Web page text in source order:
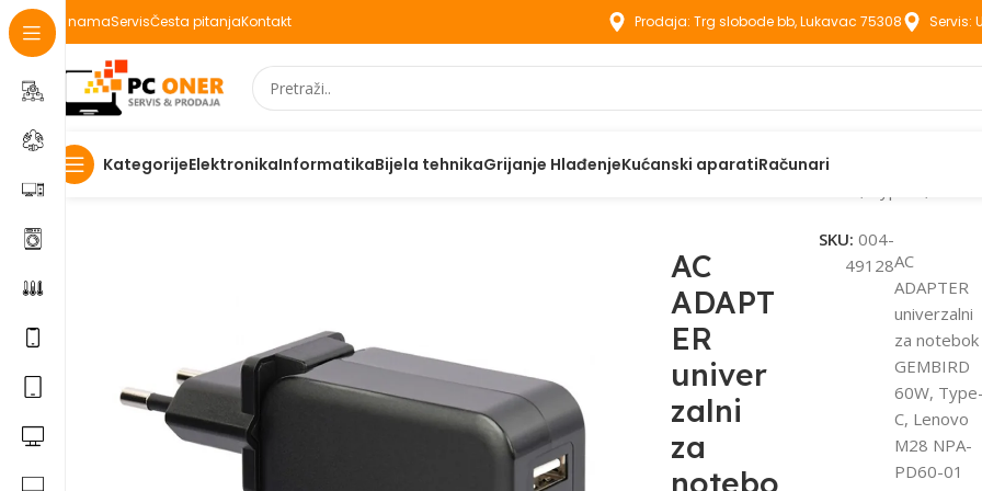
O namaServisČesta pitanjaKontakt Prodaja: Trg slobode bb, Lukavac 75308 Servis:
KategorijeElektronikaInformatikaBijela tehnikaGrijanje HlađenjeKućanski aparatiRačunari
Početna
AC
ADAPT
ER
univer
zalni
za
notebo
SKU: 004-
49128AC
ADAPTER
univerzalni
za notebok
GEMBIRD
60W, Type-
C, Lenovo
M28 NPA-
PD60-01